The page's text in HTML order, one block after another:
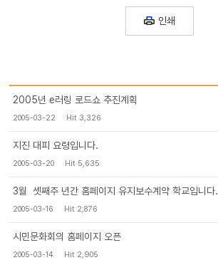
인쇄
2005년 e러링 로드쇼 추진계획
2005-03-22 Hit 3,326
지진 대피 요령입니다.
2005-03-20 Hit 5,635
3월 셋째주 년간 홈페이지 유지보수계약 학교입니다.
2005-03-16 Hit 2,876
시민문화회의 홈페이지 오픈
2005-03-14 Hit 2,905